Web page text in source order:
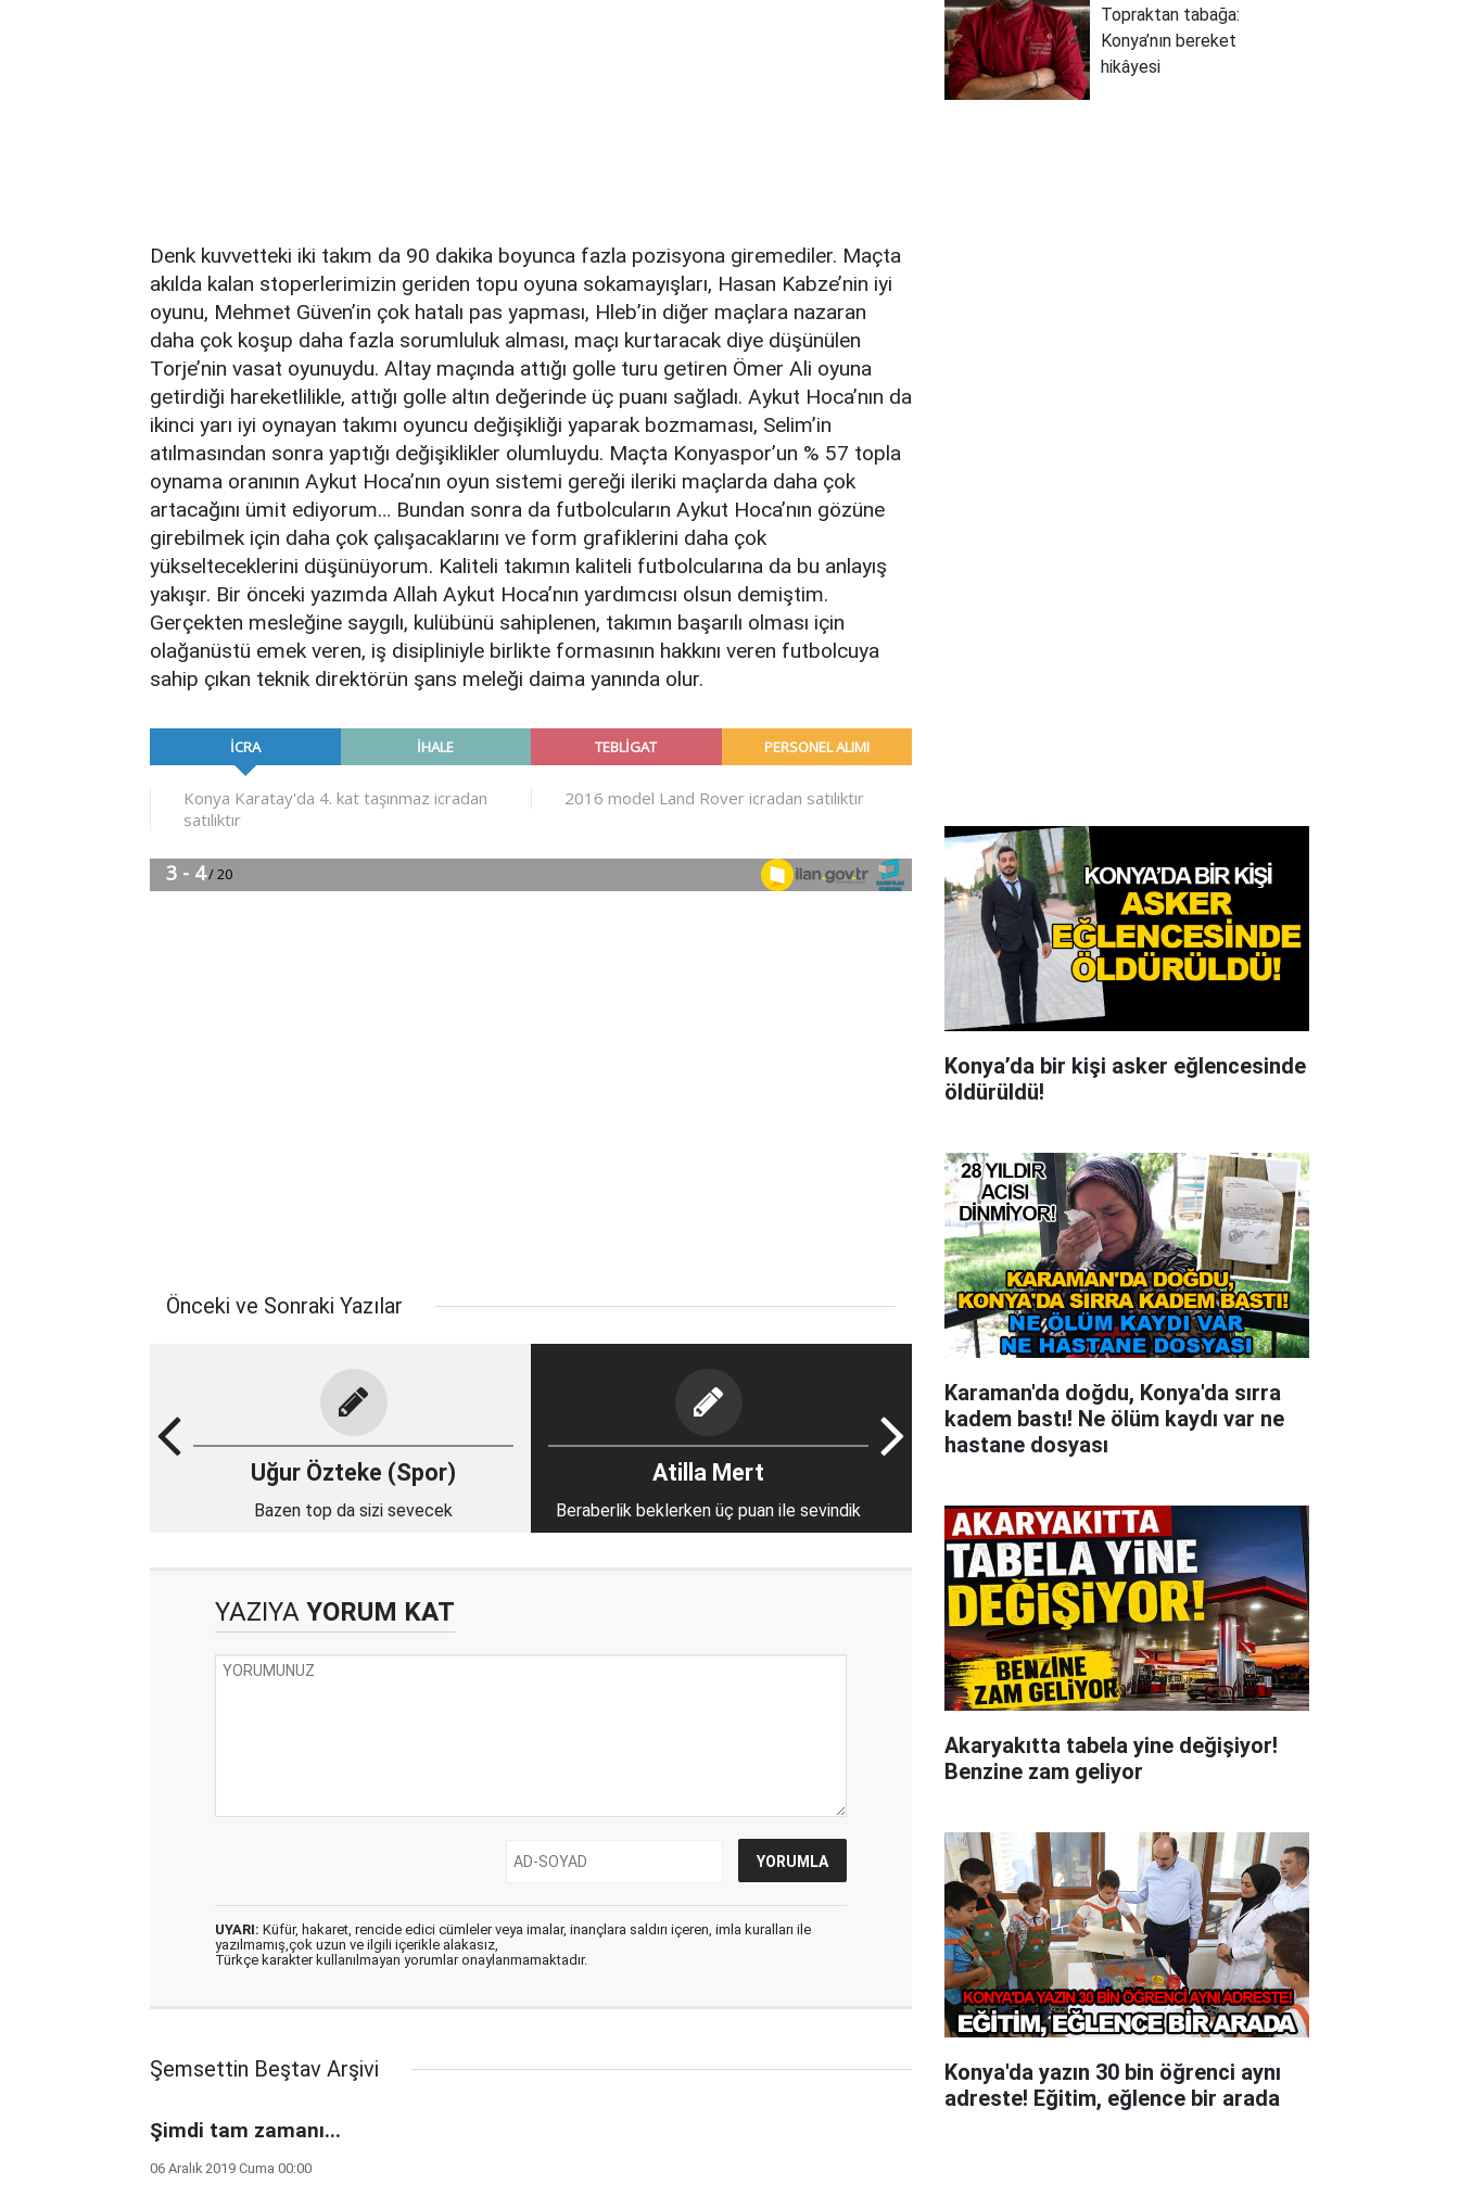
Denk kuvvetteki iki takım da 90 dakika boyunca fazla pozisyona giremediler. Maçta
akılda kalan stoperlerimizin geriden topu oyuna sokamayışları, Hasan Kabze’nin iyi
oyunu, Mehmet Güven’in çok hatalı pas yapması, Hleb’in diğer maçlara nazaran
daha çok koşup daha fazla sorumluluk alması, maçı kurtaracak diye düşünülen
Torje’nin vasat oyunuydu. Altay maçında attığı golle turu getiren Ömer Ali oyuna
getirdiği hareketlilikle, attığı golle altın değerinde üç puanı sağladı. Aykut Hoca’nın da
ikinci yarı iyi oynayan takımı oyuncu değişikliği yaparak bozmaması, Selim’in
atılmasından sonra yaptığı değişiklikler olumluydu. Maçta Konyaspor’un % 57 topla
oynama oranının Aykut Hoca’nın oyun sistemi gereği ileriki maçlarda daha çok
artacağını ümit ediyorum… Bundan sonra da futbolcuların Aykut Hoca’nın gözüne
girebilmek için daha çok çalışacaklarını ve form grafiklerini daha çok
yükselteceklerini düşünüyorum. Kaliteli takımın kaliteli futbolcularına da bu anlayış
yakışır. Bir önceki yazımda Allah Aykut Hoca’nın yardımcısı olsun demiştim.
Gerçekten mesleğine saygılı, kulübünü sahiplenen, takımın başarılı olması için
olağanüstü emek veren, iş disipliniyle birlikte formasının hakkını veren futbolcuya
sahip çıkan teknik direktörün şans meleği daima yanında olur.
Önceki ve Sonraki Yazılar
Uğur Özteke (Spor)
Bazen top da sizi sevecek
Atilla Mert
Beraberlik beklerken üç puan ile sevindik
YAZIYA YORUM KAT
UYARI: Küfür, hakaret, rencide edici cümleler veya imalar, inançlara saldırı içeren, imla kuralları ile
yazılmamış,çok uzun ve ilgili içerikle alakasız,
Türkçe karakter kullanılmayan yorumlar onaylanmamaktadır.
Şemsettin Beştav Arşivi
Şimdi tam zamanı...
06 Aralık 2019 Cuma 00:00
Topraktan tabağa:
Konya’nın bereket
hikâyesi
Konya’da bir kişi asker eğlencesinde
öldürüldü!
Karaman'da doğdu, Konya'da sırra
kadem bastı! Ne ölüm kaydı var ne
hastane dosyası
Akaryakıtta tabela yine değişiyor!
Benzine zam geliyor
Konya'da yazın 30 bin öğrenci aynı
adreste! Eğitim, eğlence bir arada